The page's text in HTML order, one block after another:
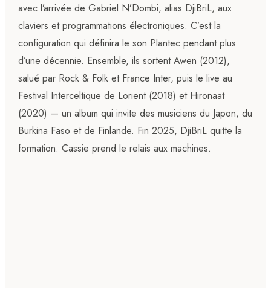
avec l’arrivée de Gabriel N’Dombi, alias DjiBriL, aux
claviers et programmations électroniques. C’est la
configuration qui définira le son Plantec pendant plus
d’une décennie. Ensemble, ils sortent Awen (2012),
salué par Rock & Folk et France Inter, puis le live au
Festival Interceltique de Lorient (2018) et Hironaat
(2020) — un album qui invite des musiciens du Japon, du
Burkina Faso et de Finlande. Fin 2025, DjiBriL quitte la
formation. Cassie prend le relais aux machines.